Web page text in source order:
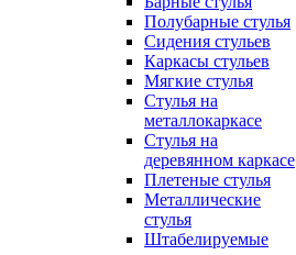
Полубарные стулья
Сидения стульев
Каркасы стульев
Мягкие стулья
Стулья на
металлокаркасе
Стулья на
деревянном каркасе
Плетеные стулья
Металлические
стулья
Штабелируемые